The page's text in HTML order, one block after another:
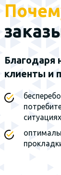
Наш
партнер -
заводов
Мы
Благодаря
клиенты и
ситуациях